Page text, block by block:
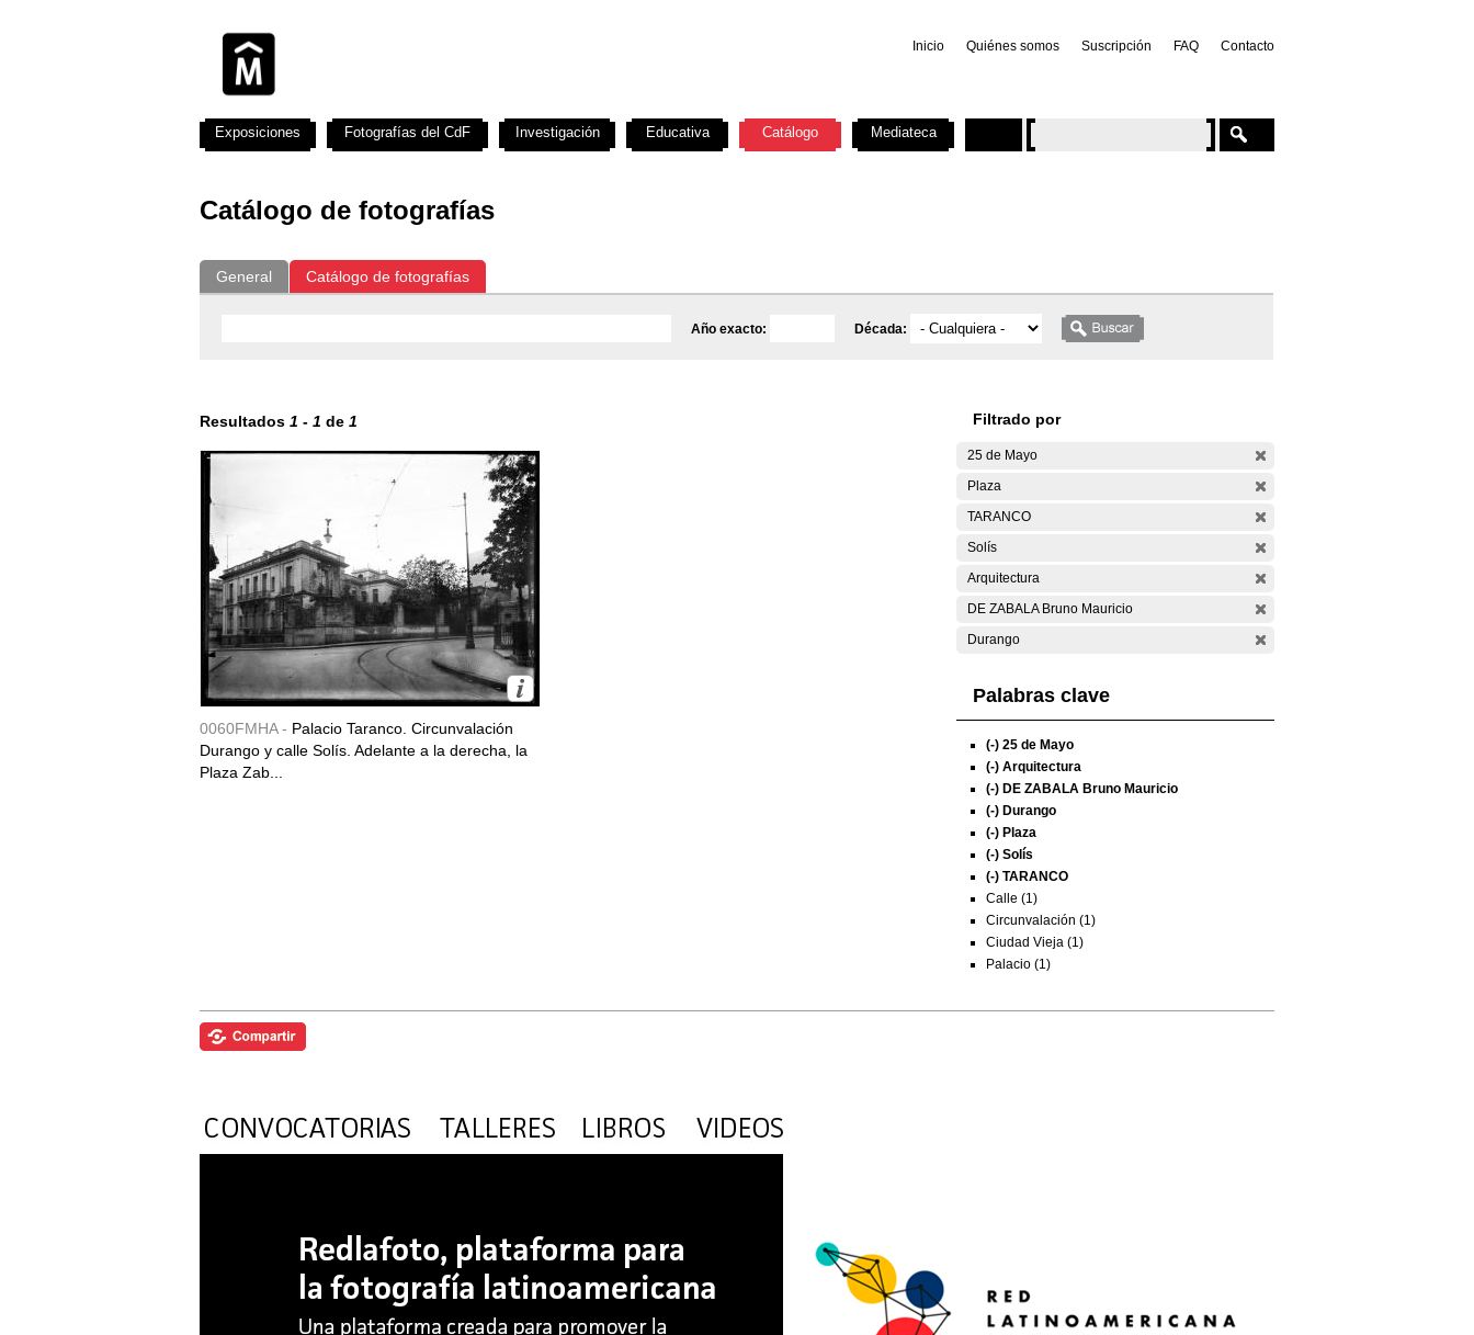
Inicio Quiénes somos Suscripción FAQ Contacto
Catálogo de fotografías
General Catálogo de fotografías
Año exacto: Década:
Resultados 1 - 1 de 1
0060FMHA - Palacio Taranco. Circunvalación
Durango y calle Solís. Adelante a la derecha, la
Plaza Zab...
Filtrado por
25 de Mayo
Plaza
TARANCO
Solís
Arquitectura
DE ZABALA Bruno Mauricio
Durango
Palabras clave
(-) 25 de Mayo
(-) Arquitectura
(-) DE ZABALA Bruno Mauricio
(-) Durango
(-) Plaza
(-) Solís
(-) TARANCO
Calle (1)
Circunvalación (1)
Ciudad Vieja (1)
Palacio (1)
Exposiciones Fotografías del CdF Investigación Educativa Catálogo Mediateca